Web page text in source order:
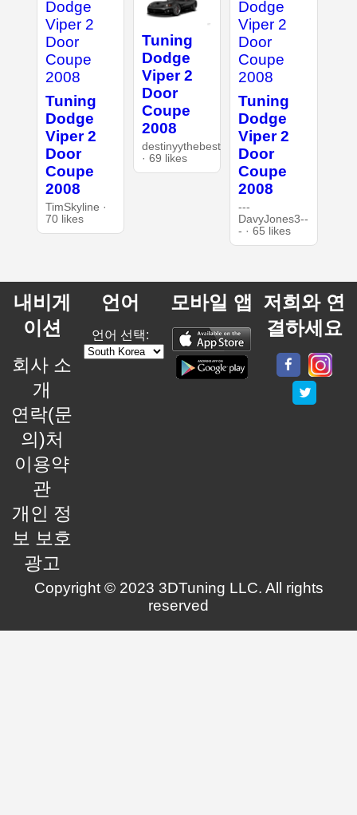
Tuning
Dodge
Viper 2
Door
Coupe
2008
TimSkyline ·
70 likes
Tuning
Dodge
Viper 2
Door
Coupe
2008
destinyythebest
· 69 likes
Tuning
Dodge
Viper 2
Door
Coupe
2008
---
DavyJones3--
- · 65 likes
내비게
이션
회사 소
개
연락(문
의)처
이용약
관
개인 정
보 보호
광고
언어
언어 선택:
모바일 앱 저희와 연
결하세요
Copyright © 2023 3DTuning LLC. All rights
reserved